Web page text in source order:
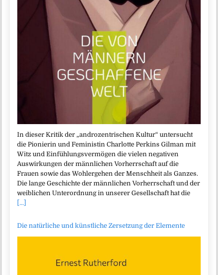
In dieser Kritik der „androzentrischen Kultur“ untersucht
die Pionierin und Feministin Charlotte Perkins Gilman mit
Witz und Einfühlungsvermögen die vielen negativen
Auswirkungen der männlichen Vorherrschaft auf die
Frauen sowie das Wohlergehen der Menschheit als Ganzes.
Die lange Geschichte der männlichen Vorherrschaft und der
weiblichen Unterordnung in unserer Gesellschaft hat die
[...]
Die natürliche und künstliche Zersetzung der Elemente